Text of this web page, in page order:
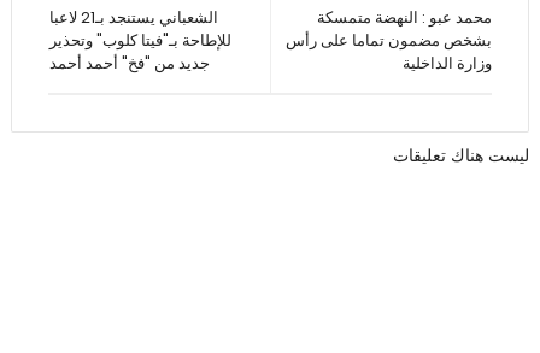
الشعباني يستنجد بـ21 لاعبا
للإطاحة بـ"فيتا كلوب" وتحذير
جديد من "فخ" أحمد أحمد
محمد عبو : النهضة متمسكة
بشخص مضمون تماما على رأس
وزارة الداخلية
ليست هناك تعليقات